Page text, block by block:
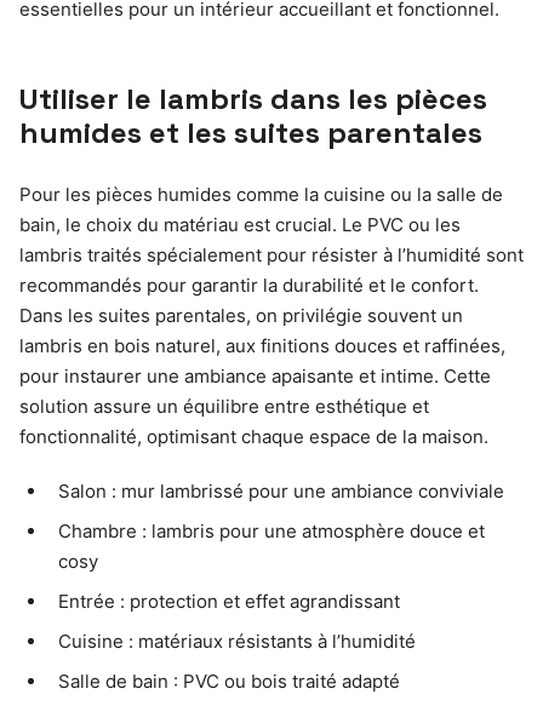
essentielles pour un intérieur accueillant et fonctionnel.
Utiliser le lambris dans les pièces
humides et les suites parentales
Pour les pièces humides comme la cuisine ou la salle de
bain, le choix du matériau est crucial. Le PVC ou les
lambris traités spécialement pour résister à l’humidité sont
recommandés pour garantir la durabilité et le confort.
Dans les suites parentales, on privilégie souvent un
lambris en bois naturel, aux finitions douces et raffinées,
pour instaurer une ambiance apaisante et intime. Cette
solution assure un équilibre entre esthétique et
fonctionnalité, optimisant chaque espace de la maison.
Salon : mur lambrissé pour une ambiance conviviale
Chambre : lambris pour une atmosphère douce et
cosy
Entrée : protection et effet agrandissant
Cuisine : matériaux résistants à l’humidité
Salle de bain : PVC ou bois traité adapté